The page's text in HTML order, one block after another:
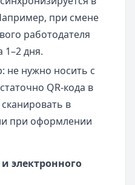
при смене
работодателя
1–2 дня.
не нужно носить с
QR-кода в
в
при оформлении
электронного